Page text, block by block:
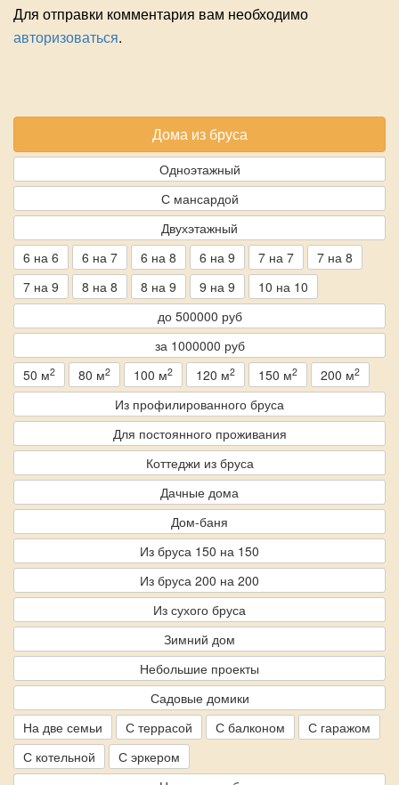
Для отправки комментария вам необходимо
авторизоваться.
Дома из бруса
Одноэтажный
С мансардой
Двухэтажный
6 на 6
6 на 7 6 на 8 6 на 9 7 на 7
7 на 8
7 на 9
8 на 8 8 на 9 9 на 9
10 на 10
до 500000 руб
за 1000000 руб
50 м2 80 м2 100 м2 120 м2 150 м2 200 м2
Из профилированного бруса
Для постоянного проживания
Коттеджи из бруса
Дачные дома
Дом-баня
Из бруса 150 на 150
Из бруса 200 на 200
Из сухого бруса
Зимний дом
Небольшие проекты
Садовые домики
На две семьи
С террасой С балконом
С гаражом
С котельной
С эркером